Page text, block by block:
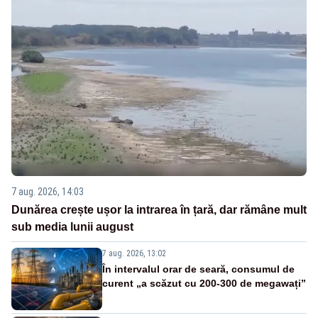
7 aug. 2026, 14:03
Dunărea crește ușor la intrarea în țară, dar rămâne mult
sub media lunii august
7 aug. 2026, 13:02
În intervalul orar de seară, consumul de
curent „a scăzut cu 200-300 de megawați”